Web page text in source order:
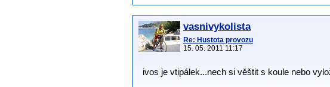
vasnivykolista
Re: Hustota provozu
15. 05. 2011 11:17
ivos je vtipálek...nech si věštit s koule nebo